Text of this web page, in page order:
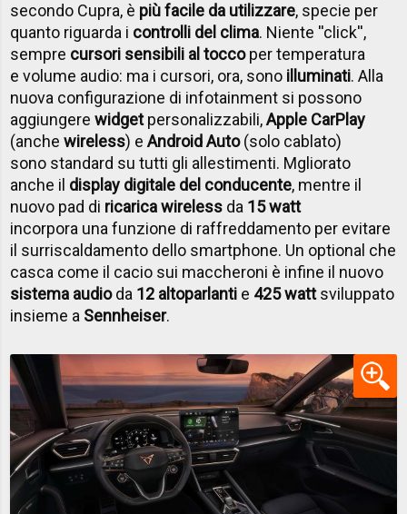
secondo Cupra, è più facile da utilizzare, specie per
quanto riguarda i controlli del clima. Niente ''click'',
sempre cursori sensibili al toccoper temperatura
e volume audio: ma i cursori, ora, sono illuminati. Alla
nuova configurazione di infotainment si possono
aggiungerewidgetpersonalizzabili,Apple CarPlay
(anchewireless) eAndroid Auto(solo cablato)
sono standard su tutti gli allestimenti. Mgliorato
anche il display digitale del conducente, mentre il
nuovo pad di ricarica wireless da 15 watt
incorpora una funzione di raffreddamento per evitare
il surriscaldamento dello smartphone. Un optional che
casca come il cacio sui maccheroni è infine il nuovo
sistema audioda 12 altoparlanti e 425 wattsviluppato
insieme a Sennheiser.